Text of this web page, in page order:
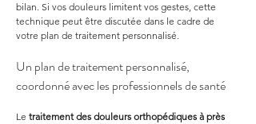
bilan. Si vos douleurs limitent vos gestes, cette
technique peut être discutée dans le cadre de
votre plan de traitement personnalisé.
Un plan de traitement personnalisé,
coordonné avec les professionnels de santé
Le traitement des douleurs orthopédiques à près